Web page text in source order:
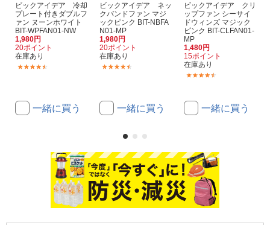
ビックアイデア 冷却
プレート付きダブルフ
ァン ヌーンホワイト
BIT-WPFAN01-NW
1,980円
20ポイント
在庫あり
一緒に買う
ビックアイデア ネッ
クバンドファン マジ
ックピンク BIT-NBFA
N01-MP
1,980円
20ポイント
在庫あり
一緒に買う
ビックアイデア クリ
ップファン シーサイ
ドウィンズ マジック
ピンク BIT-CLFAN01-
MP
1,480円
15ポイント
在庫あり
一緒に買う